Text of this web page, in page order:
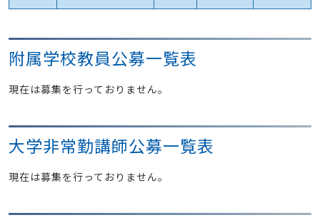
附属学校教員公募一覧表
現在は募集を行っておりません。
大学非常勤講師公募一覧表
現在は募集を行っておりません。